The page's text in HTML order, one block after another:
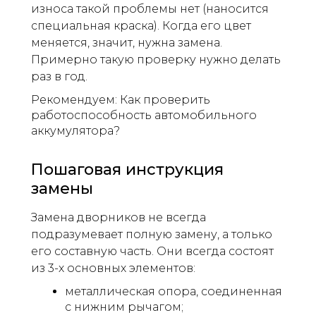
износа такой проблемы нет (наносится
специальная краска). Когда его цвет
меняется, значит, нужна замена.
Примерно такую ​​проверку нужно делать
раз в год.
Рекомендуем: Как проверить
работоспособность автомобильного
аккумулятора?
Пошаговая инструкция
замены
Замена дворников не всегда
подразумевает полную замену, а только
его составную часть. Они всегда состоят
из 3-х основных элементов:
металлическая опора, соединенная
с нижним рычагом;